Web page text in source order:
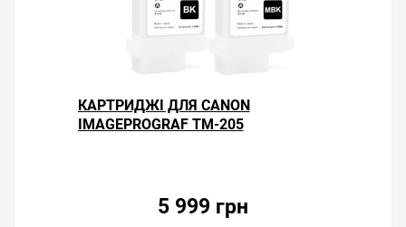
КАРТРИДЖІ ДЛЯ CANON
IMAGEPROGRAF TM-205
5 999 грн